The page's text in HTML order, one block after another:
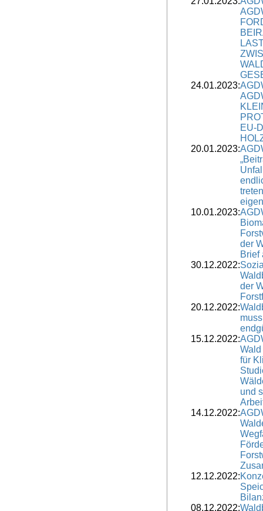
24.01.2023:
EU-
20.01.2023:
10.01.2023:
der
Brief
30.12.2022:
der
20.12.2022:
15.12.2022:
für
und
14.12.2022:
12.12.2022:
08.12.2022: